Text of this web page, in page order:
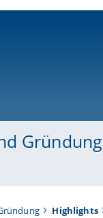
Gründung
Highlights